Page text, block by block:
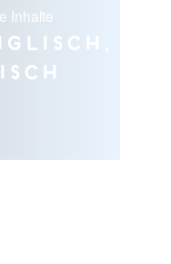
Inhalte